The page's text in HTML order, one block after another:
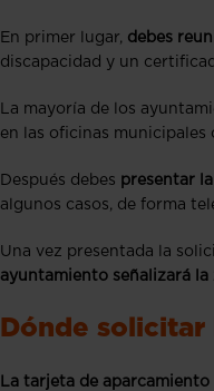
En primer lugar, debes
discapacidad y un
La mayoría de los
en las oficinas municipales
Después debes presentar
algunos casos, de forma
Una vez presentada la
ayuntamiento señalizará
Dónde
La tarjeta de